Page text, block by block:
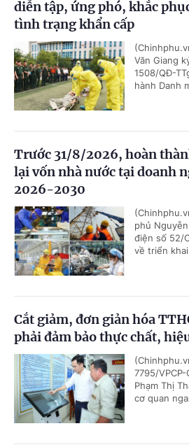
diễn tập, ứng phó, khắc
tình trạng khẩn cấp
Văn Giang
1508/QĐ-
hành Danh
Trước 31/8/2026, hoàn
lại vốn nhà nước tại doanh
2026-2030
phủ
điện số 52/
về triển
Cắt giảm, đơn giản hóa
phải đảm bảo thực chất,
7795/
Phạm Thị
cơ quan